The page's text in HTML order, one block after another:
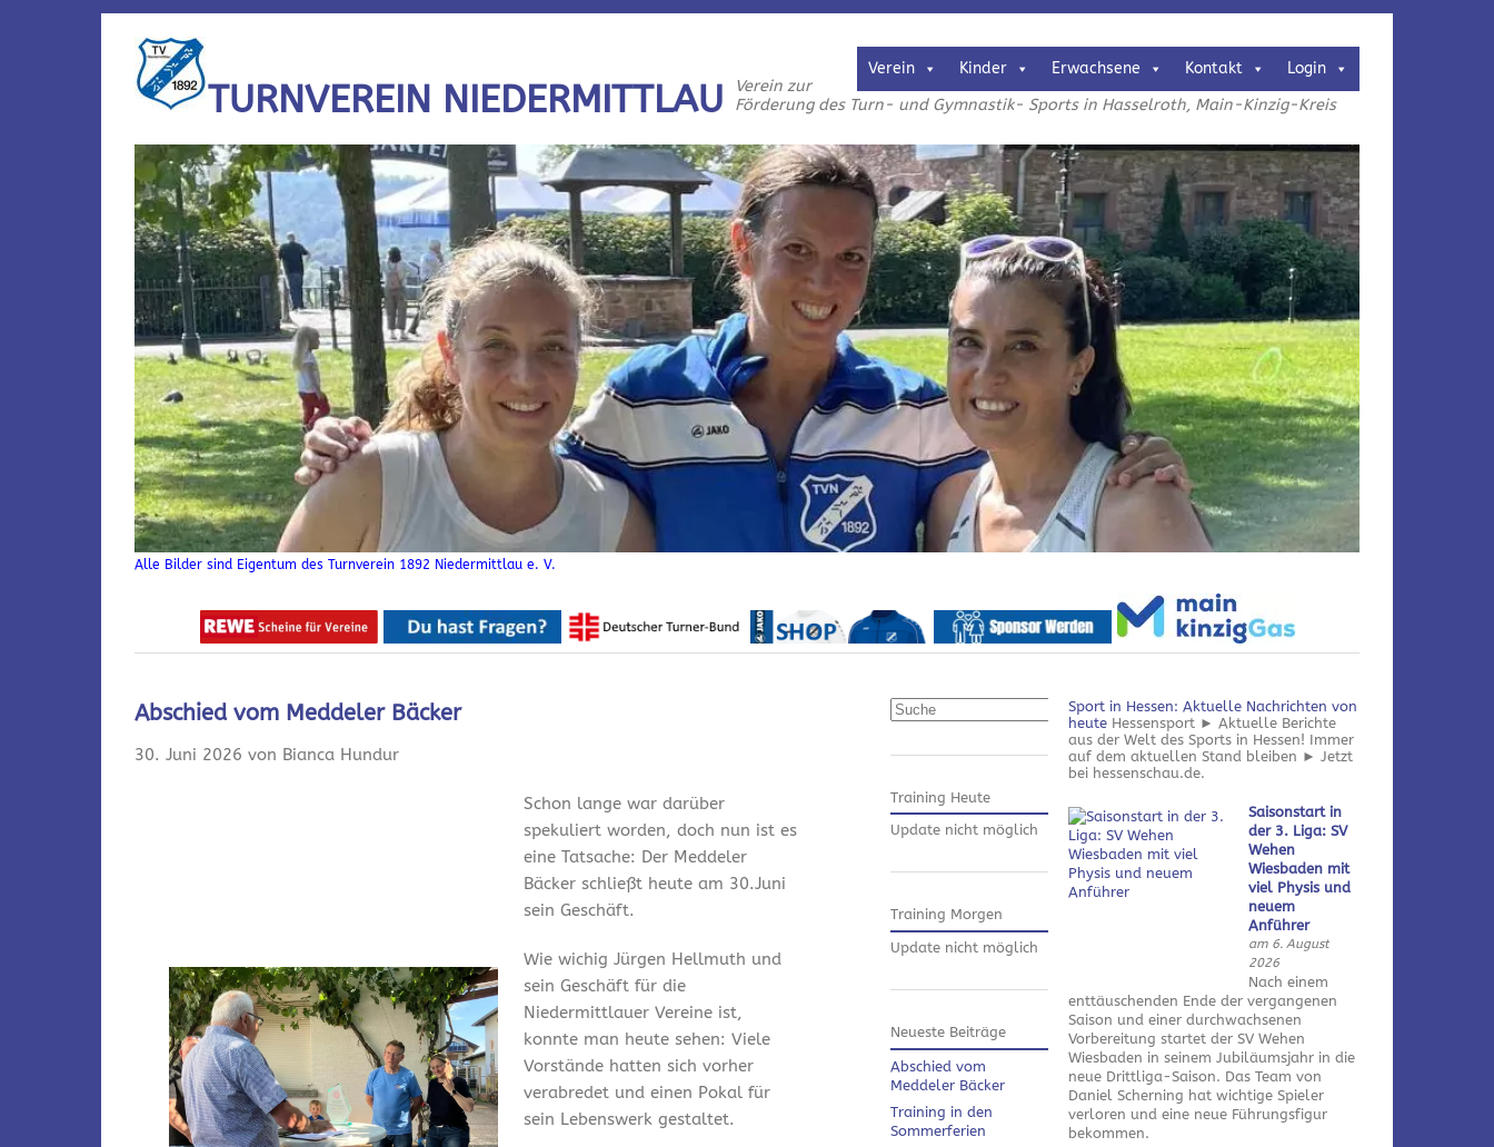
Verein Kinder Erwachsene Kontakt Login
TURNVEREIN NIEDERMITTLAU
Verein zur
Förderung des Turn- und Gymnastik- Sports in Hasselroth, Main-Kinzig-Kreis
Alle Bilder sind Eigentum des Turnverein 1892 Niedermittlau e. V.
Abschied vom Meddeler Bäcker
30. Juni 2026 von Bianca Hundur
Schon lange war darüber
spekuliert worden, doch nun ist es
eine Tatsache: Der Meddeler
Bäcker schließt heute am 30.Juni
sein Geschäft.
Wie wichig Jürgen Hellmuth und
sein Geschäft für die
Niedermittlauer Vereine ist,
konnte man heute sehen: Viele
Vorstände hatten sich vorher
verabredet und einen Pokal für
sein Lebenswerk gestaltet.
Suchen
Training Heute
Update nicht möglich
Training Morgen
Update nicht möglich
Neueste Beiträge
Abschied vom
Meddeler Bäcker
Training in den
Sommerferien
Sport in Hessen: Aktuelle Nachrichten von
heute Hessensport ► Aktuelle Berichte
aus der Welt des Sports in Hessen! Immer
auf dem aktuellen Stand bleiben ► Jetzt
bei hessenschau.de.
Saisonstart in
der 3. Liga: SV
Wehen
Wiesbaden mit
viel Physis und
neuem
Anführer
am 6. August
2026
Nach einem
enttäuschenden Ende der vergangenen
Saison und einer durchwachsenen
Vorbereitung startet der SV Wehen
Wiesbaden in seinem Jubiläumsjahr in die
neue Drittliga-Saison. Das Team von
Daniel Scherning hat wichtige Spieler
verloren und eine neue Führungsfigur
bekommen.